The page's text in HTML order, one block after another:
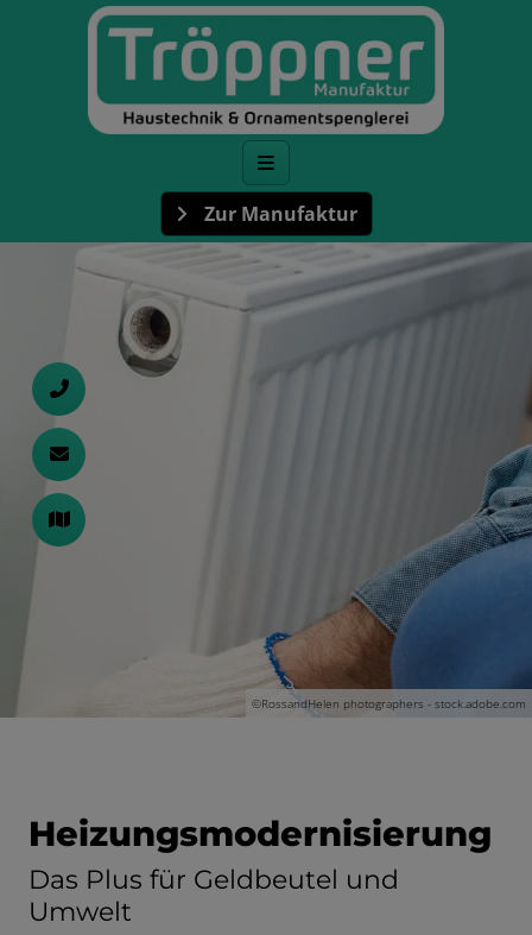
Zur Manufaktur
©RossandHelen photographers - stock.adobe.com
Heizungsmodernisierung
Das Plus für Geldbeutel und
Umwelt
schließen